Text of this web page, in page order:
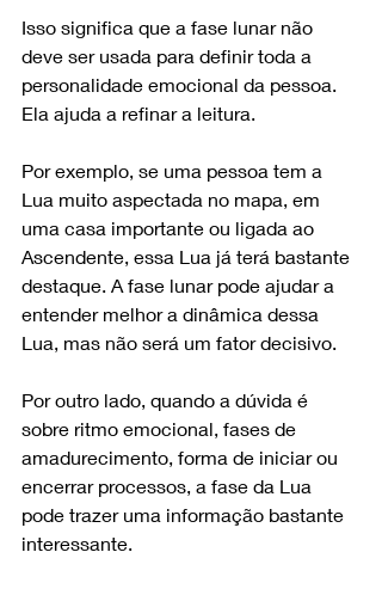
Isso significa que a fase lunar não
deve ser usada para definir toda a
personalidade emocional da pessoa.
Ela ajuda a refinar a leitura.
Por exemplo, se uma pessoa tem a
Lua muito aspectada no mapa, em
uma casa importante ou ligada ao
Ascendente, essa Lua já terá bastante
destaque. A fase lunar pode ajudar a
entender melhor a dinâmica dessa
Lua, mas não será um fator decisivo.
Por outro lado, quando a dúvida é
sobre ritmo emocional, fases de
amadurecimento, forma de iniciar ou
encerrar processos, a fase da Lua
pode trazer uma informação bastante
interessante.